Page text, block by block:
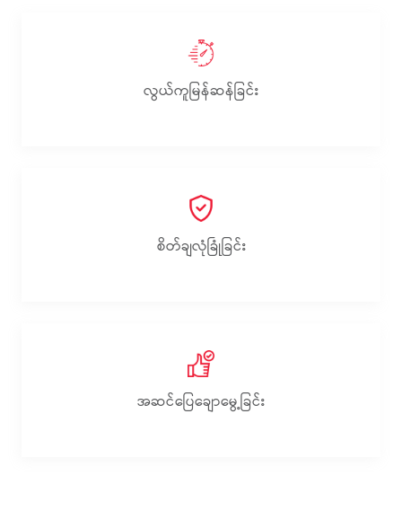
လွယ်ကူမြန်ဆန်ခြင်း
စိတ်ချလုံခြုံခြင်း
အဆင်ပြေချောမွေ့‌ခြင်း